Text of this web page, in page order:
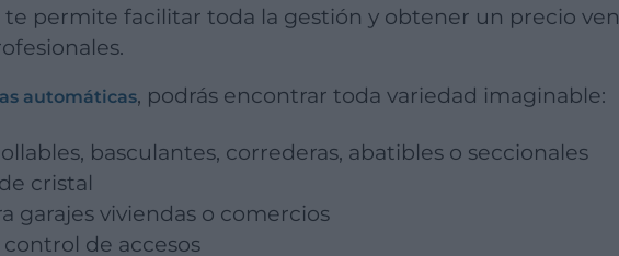
te permite facilitar toda la gestión y obtener un precio
automáticas, podrás encontrar toda variedad imaginable:
basculantes, correderas, abatibles o seccionales
cristal
garajes viviendas o comercios
de accesos